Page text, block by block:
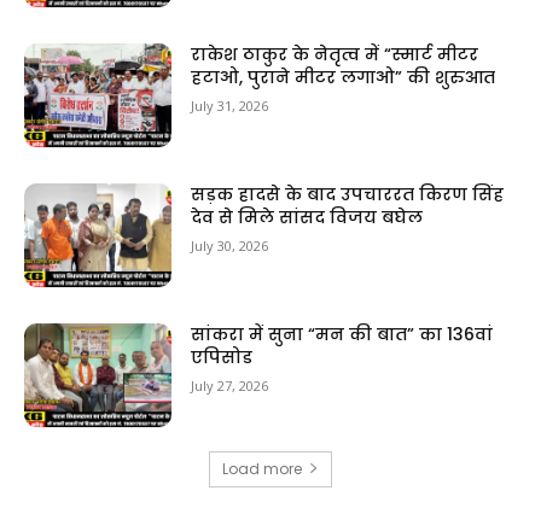
राकेश ठाकुर के नेतृत्व में “स्मार्ट मीटर
हटाओ, पुराने मीटर लगाओ” की शुरुआत
July 31, 2026
सड़क हादसे के बाद उपचाररत किरण सिंह
देव से मिले सांसद विजय बघेल
July 30, 2026
सांकरा में सुना “मन की बात” का 136वां
एपिसोड
July 27, 2026
Load more